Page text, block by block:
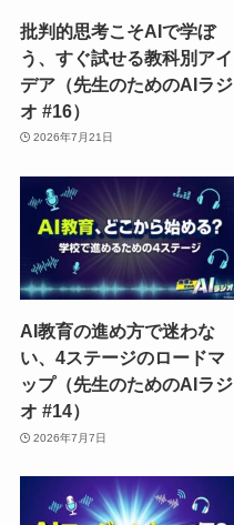
批判的思考こそAIで学ぼ
う、すぐ試せる教科別アイ
デア（先生のためのAIラジ
オ #16）
2026年7月21日
AI教育の進め方で迷わな
い、4ステージのロードマ
ップ（先生のためのAIラジ
オ #14）
2026年7月7日